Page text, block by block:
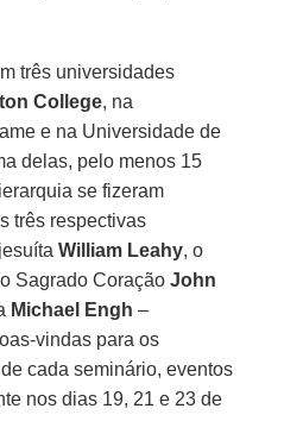
três universidades
College, na
e na Universidade de
delas, pelo menos 15
se fizeram
três respectivas
William Leahy, o
Sagrado CoraçãoJohn
Michael Engh –
vindas para os
cada seminário, eventos
nos dias 19, 21 e 23 de